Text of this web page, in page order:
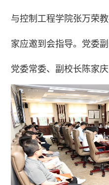
与控制工程学院张万荣
家应邀到会指导。党委
党委常委、副校长陈家庆